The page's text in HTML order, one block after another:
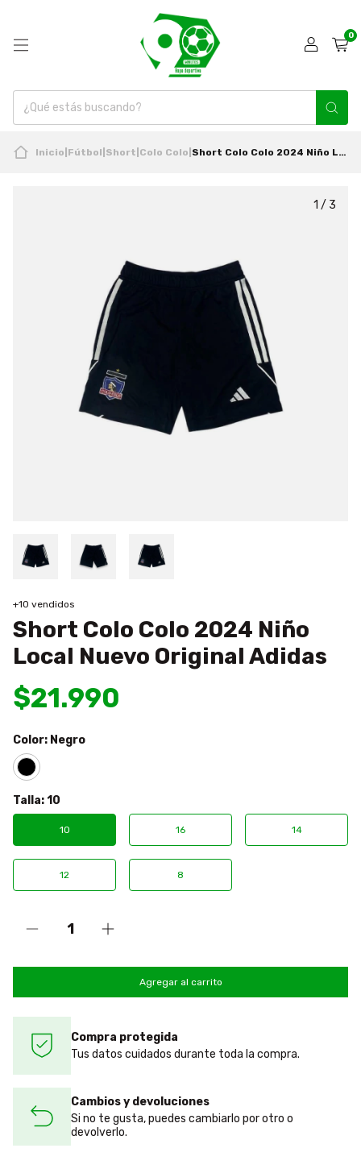
0
Inicio Fútbol Short Colo Colo Short Colo Colo 2024 Niño Local Nuevo Original Adidas
1 / 3
+10 vendidos
Short Colo Colo 2024 Niño
Local Nuevo Original Adidas
$21.990
Color: Negro
Talla:10
10 16 14
12 8
Compra protegida
Tus datos cuidados durante toda la compra.
Cambios y devoluciones
Si no te gusta, puedes cambiarlo por otro o
devolverlo.